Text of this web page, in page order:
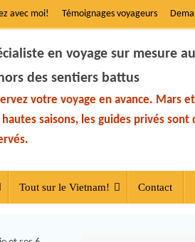
avec moi! Témoignages voyageurs
en voyage sur mesure
des sentiers battus
votre voyage en avance. Mars
hautes saisons, les guides privés sont
Tout sur le Vietnam! Contact